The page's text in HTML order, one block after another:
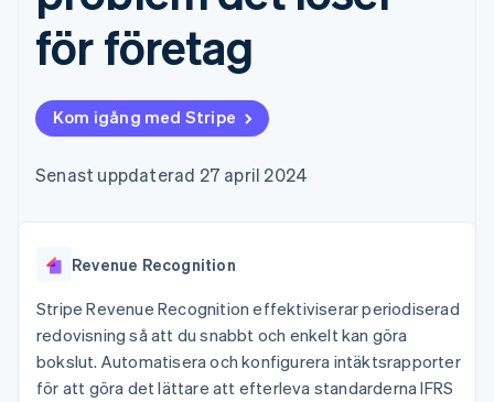
Accelererad kassaprocess
Financial Connections
Recognition
Product roadmap
Radar
Bedrägeribekämpning
Atlas
Bolagsbildning för startups
Plattformar
SaaS
Efter bransch
AI-företag
Kreatörsekonomi
Försäkringsbolag
underhållning
Ideella organisationer
Offentlig sektor
Detaljhandel
Erbjud
användningsbaserad
fakturering
Utfärda stablecoin-
Tillhandahåll och
hantera tjänster med
Kodexempel
Utvecklarblogg
Företag
Produktplan
Sessions årliga
Karriärer
Nyhetsrum
Kontakta säljteamet
för företag
Kom igång med Stripe
Senast uppdaterad 27 april 2024
Revenue Recognition
Stripe Revenue Recognition effektiviserar periodiserad
redovisning så att du snabbt och enkelt kan göra
bokslut. Automatisera och konfigurera intäktsrapporter
för att göra det lättare att efterleva standarderna IFRS